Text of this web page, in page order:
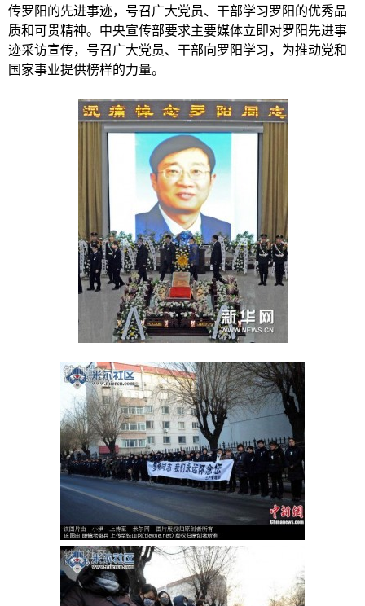
传罗阳的先进事迹，号召广大党员、干部学习罗阳的优秀品
质和可贵精神。中央宣传部要求主要媒体立即对罗阳先进事
迹采访宣传，号召广大党员、干部向罗阳学习，为推动党和
国家事业提供榜样的力量。